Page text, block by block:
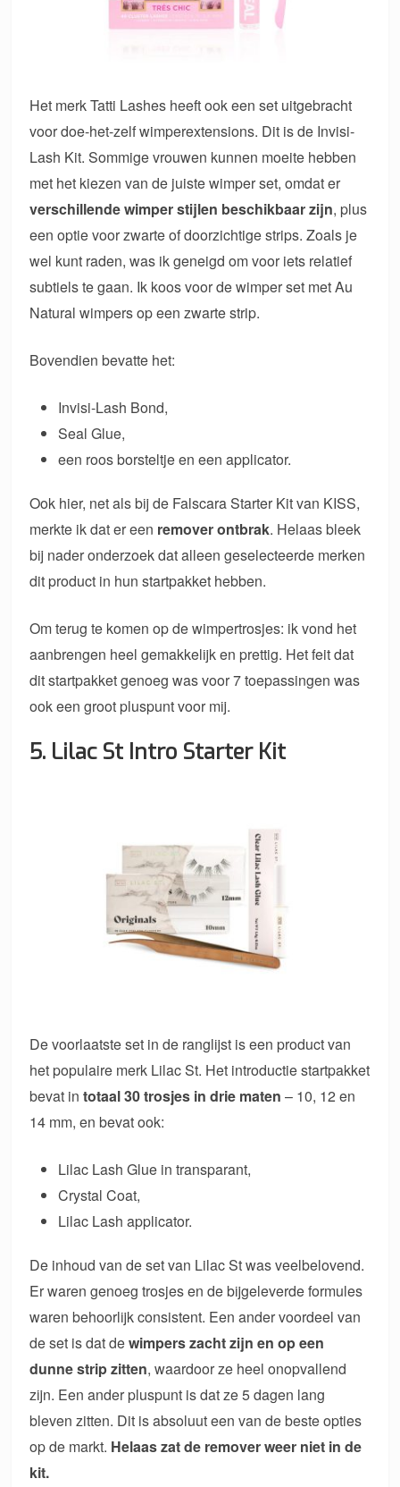
Het merk Tatti Lashes heeft ook een set uitgebracht
voor doe-het-zelf wimperextensions. Dit is de Invisi-
Lash Kit. Sommige vrouwen kunnen moeite hebben
met het kiezen van de juiste wimper set, omdat er
verschillende wimper stijlen beschikbaar zijn, plus
een optie voor zwarte of doorzichtige strips. Zoals je
wel kunt raden, was ik geneigd om voor iets relatief
subtiels te gaan. Ik koos voor de wimper set met Au
Natural wimpers op een zwarte strip.
Bovendien bevatte het:
Invisi-Lash Bond,
Seal Glue,
een roos borsteltje en een applicator.
Ook hier, net als bij de Falscara Starter Kit van KISS,
merkte ik dat er een remover ontbrak. Helaas bleek
bij nader onderzoek dat alleen geselecteerde merken
dit product in hun startpakket hebben.
Om terug te komen op de wimpertrosjes: ik vond het
aanbrengen heel gemakkelijk en prettig. Het feit dat
dit startpakket genoeg was voor 7 toepassingen was
ook een groot pluspunt voor mij.
5. Lilac St Intro Starter Kit
De voorlaatste set in de ranglijst is een product van
het populaire merk Lilac St. Het introductie startpakket
bevat in totaal 30 trosjes in drie maten – 10, 12 en
14 mm, en bevat ook:
Lilac Lash Glue in transparant,
Crystal Coat,
Lilac Lash applicator.
De inhoud van de set van Lilac St was veelbelovend.
Er waren genoeg trosjes en de bijgeleverde formules
waren behoorlijk consistent. Een ander voordeel van
de set is dat dewimpers zacht zijn en op een
dunne strip zitten, waardoor ze heel onopvallend
zijn. Een ander pluspunt is dat ze 5 dagen lang
bleven zitten. Dit is absoluut een van de beste opties
op de markt. Helaas zat de remover weer niet in de
kit.